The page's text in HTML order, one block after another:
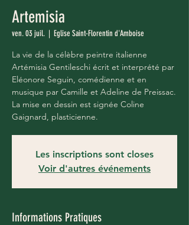
Artemisia
ven. 03 juil.
  |
Eglise Saint-Florentin d'Amboise
La vie de la célèbre peintre italienne
Artémisia Gentileschi écrit et interprété par
Eléonore Seguin, comédienne et en
musique par Camille et Adeline de Preissac.
La mise en dessin est signée Coline
Gaignard, plasticienne.
Les inscriptions sont closes
Voir d'autres événements
Informations Pratiques